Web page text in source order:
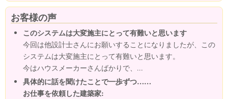
お客様の声
このシステムは大変施主にとって有難いと思います
今回は他設計士さんにお願いすることになりましたが、この
システムは大変施主にとって有難いと思います。
今はハウスメーカーさんばかりで、...
具体的に話を聞けたことで一歩ずつ……
お仕事を依頼した建築家: